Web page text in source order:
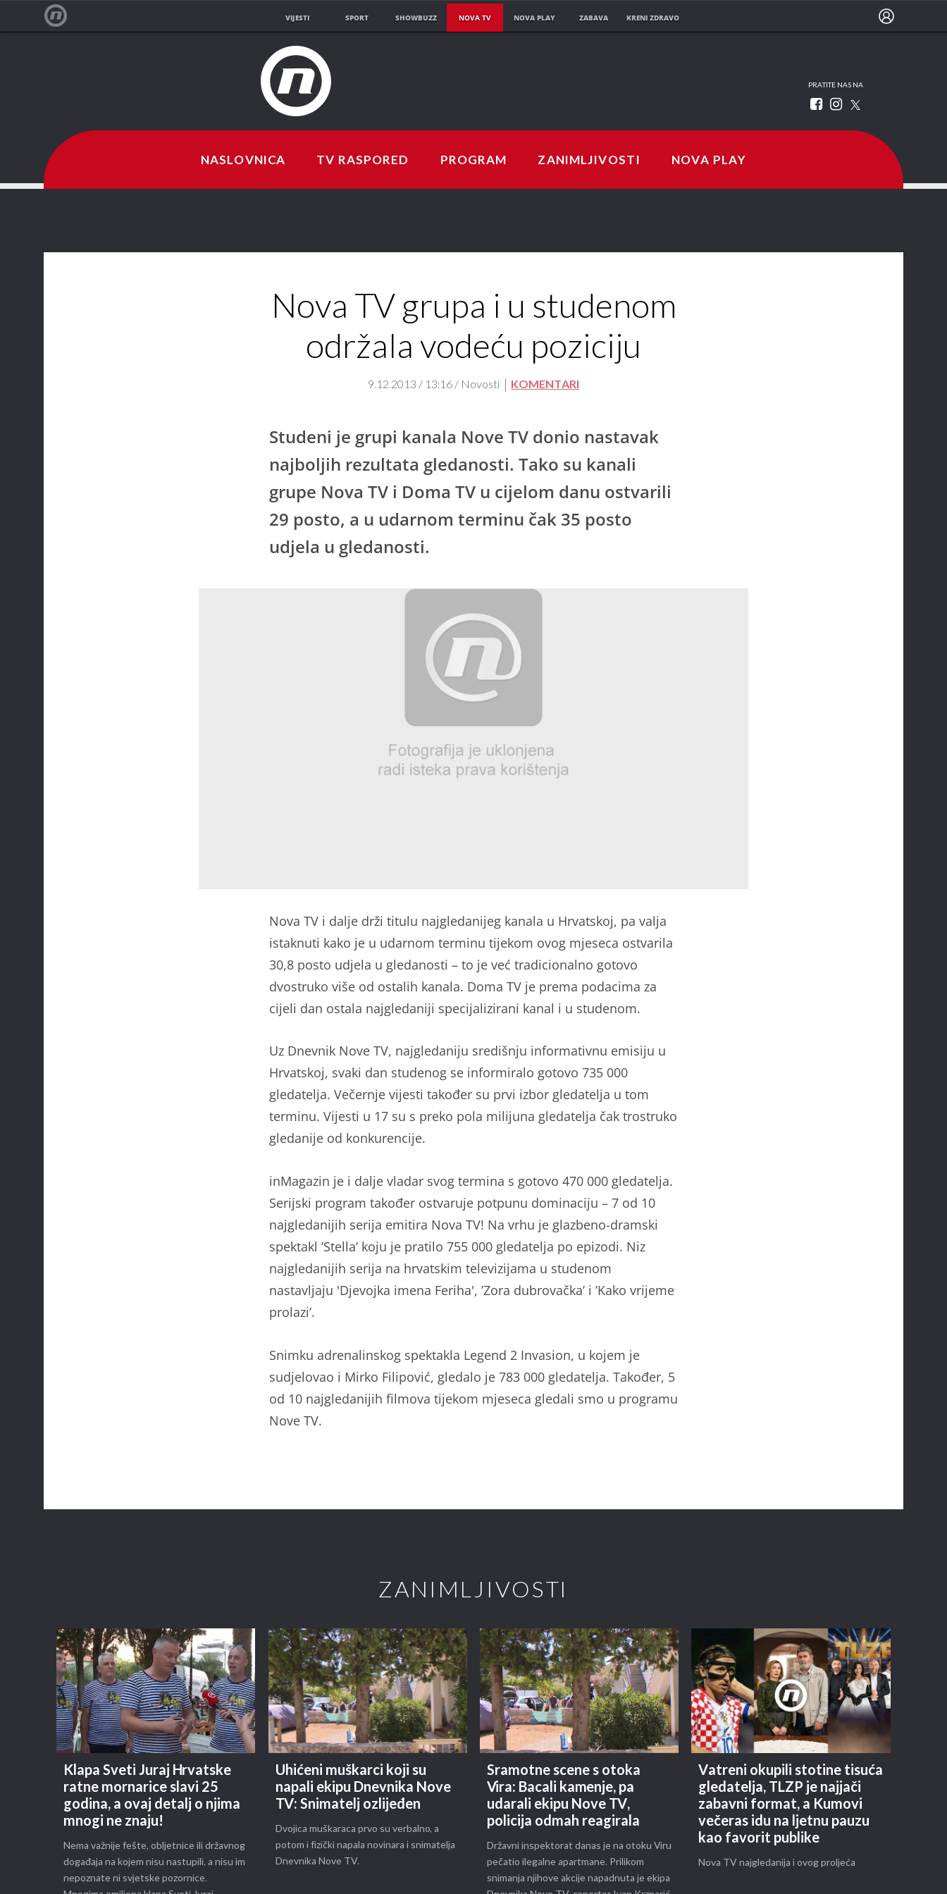
VIJESTI SPORT SHOWBUZZ NOVA TV NOVA PLAY ZABAVA KRENI ZDRAVO
PRATITE NAS NA
NASLOVNICA TV RASPORED PROGRAM ZANIMLJIVOSTI NOVA PLAY
Nova TV grupa i u studenom
održala vodeću poziciju
9.12.2013 / 13:16 / Novosti KOMENTARI
Studeni je grupi kanala Nove TV donio nastavak
najboljih rezultata gledanosti. Tako su kanali
grupe Nova TV i Doma TV u cijelom danu ostvarili
29 posto, a u udarnom terminu čak 35 posto
udjela u gledanosti.
Nova TV i dalje drži titulu najgledanijeg kanala u Hrvatskoj, pa valja
istaknuti kako je u udarnom terminu tijekom ovog mjeseca ostvarila
30,8 posto udjela u gledanosti – to je već tradicionalno gotovo
dvostruko više od ostalih kanala. Doma TV je prema podacima za
cijeli dan ostala najgledaniji specijalizirani kanal i u studenom.
Uz Dnevnik Nove TV, najgledaniju središnju informativnu emisiju u
Hrvatskoj, svaki dan studenog se informiralo gotovo 735 000
gledatelja. Večernje vijesti također su prvi izbor gledatelja u tom
terminu. Vijesti u 17 su s preko pola milijuna gledatelja čak trostruko
gledanije od konkurencije.
inMagazin je i dalje vladar svog termina s gotovo 470 000 gledatelja.
Serijski program također ostvaruje potpunu dominaciju – 7 od 10
najgledanijih serija emitira Nova TV! Na vrhu je glazbeno-dramski
spektakl ’Stella’ koju je pratilo 755 000 gledatelja po epizodi. Niz
najgledanijih serija na hrvatskim televizijama u studenom
nastavljaju 'Djevojka imena Feriha', ’Zora dubrovačka’ i ’Kako vrijeme
prolazi’.
Snimku adrenalinskog spektakla Legend 2 Invasion, u kojem je
sudjelovao i Mirko Filipović, gledalo je 783 000 gledatelja. Također, 5
od 10 najgledanijih filmova tijekom mjeseca gledali smo u programu
Nove TV.
ZANIMLJIVOSTI
Klapa Sveti Juraj Hrvatske
ratne mornarice slavi 25
godina, a ovaj detalj o njima
mnogi ne znaju!
Nema važnije fešte, obljetnice ili državnog
događaja na kojem nisu nastupili, a nisu im
nepoznate ni svjetske pozornice.
Uhićeni muškarci koji su
napali ekipu Dnevnika Nove
TV: Snimatelj ozlijeđen
Dvojica muškaraca prvo su verbalno, a
potom i fizički napala novinara i snimatelja
Dnevnika Nove TV.
Sramotne scene s otoka
Vira: Bacali kamenje, pa
udarali ekipu Nove TV,
policija odmah reagirala
Državni inspektorat danas je na otoku Viru
pečatio ilegalne apartmane. Prilikom
snimanja njihove akcije napadnuta je ekipa
Vatreni okupili stotine tisuća
gledatelja, TLZP je najjači
zabavni format, a Kumovi
večeras idu na ljetnu pauzu
kao favorit publike
Nova TV najgledanija i ovog proljeća